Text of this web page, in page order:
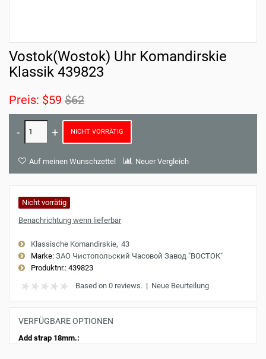
Vostok(Wostok) Uhr Komandirskie
Klassik 439823
Preis: $59 $62
NICHT VORRÄTIG
Auf meinen Wunschzettel Neuer Vergleich
Nicht vorrätig
Benachrichtung wenn lieferbar
Klassische Komandirskie 43
Marke: ЗАО Чистопольский Часовой Завод "ВОСТОК"
Produktnr.: 439823
Based on 0 reviews. | Neue Beurteilung
VERFÜGBARE OPTIONEN
Add strap 18mm.: